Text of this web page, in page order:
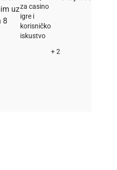
uz
8
za casino
igre i
korisničko
iskustvo
+ 2